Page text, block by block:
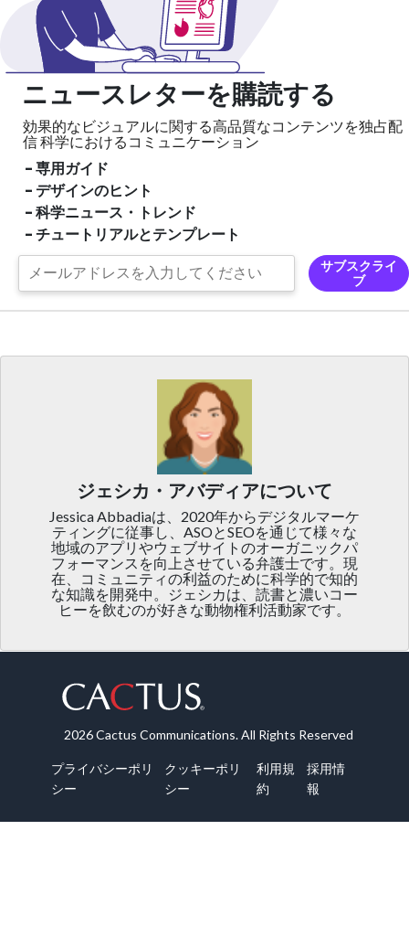
ニュースレターを購読する
効果的なビジュアルに関する高品質なコンテンツを独占配
信科学におけるコミュニケーション
- 専用ガイド
- デザインのヒント
- 科学ニュース・トレンド
- チュートリアルとテンプレート
サブスクライ
ブ
ジェシカ・アバディアについて
Jessica Abbadiaは、2020年からデジタルマーケ
ティングに従事し、ASOとSEOを通じて様々な
地域のアプリやウェブサイトのオーガニックパ
フォーマンスを向上させている弁護士です。現
在、コミュニティの利益のために科学的で知的
な知識を開発中。ジェシカは、読書と濃いコー
ヒーを飲むのが好きな動物権利活動家です。
2026 Cactus Communications. All Rights Reserved
プライバシーポリ
シー
クッキーポリ
シー
利用規
約
採用情
報